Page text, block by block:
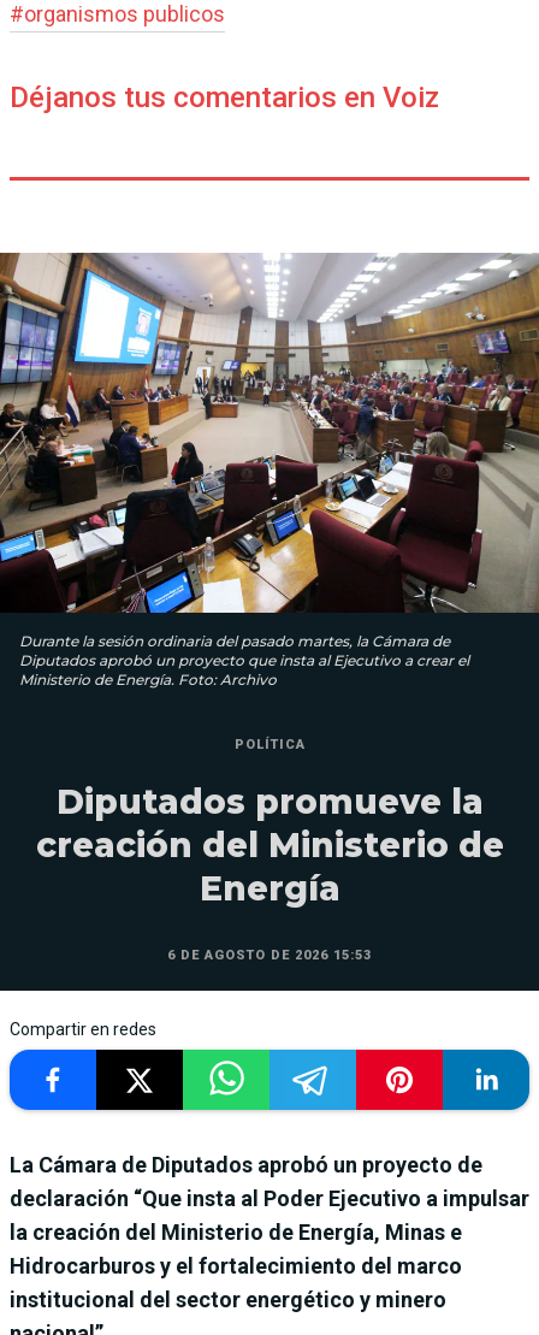
#organismos publicos
Déjanos tus comentarios en Voiz
Durante la sesión ordinaria del pasado martes, la Cámara de
Diputados aprobó un proyecto que insta al Ejecutivo a crear el
Ministerio de Energía. Foto: Archivo
POLÍTICA
Diputados promueve la
creación del Ministerio de
Energía
6 DE AGOSTO DE 2026 15:53
Compartir en redes
La Cámara de Diputados aprobó un proyecto de
declaración “Que insta al Poder Ejecutivo a impulsar
la creación del Ministerio de Energía, Minas e
Hidrocarburos y el fortalecimiento del marco
institucional del sector energético y minero